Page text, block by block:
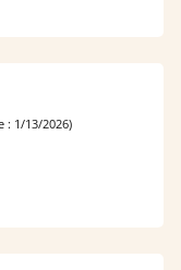
: 1/13/2026)